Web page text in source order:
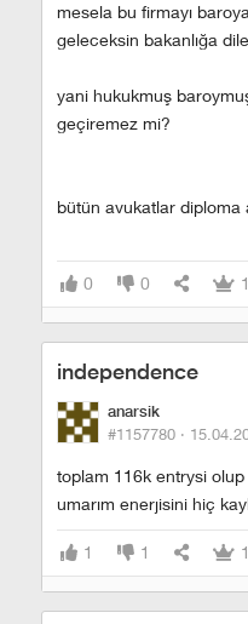
mesela bu firmayı
geleceksin bakanlığa
yani hukukmuş
geçiremez mi?
bütün avukatlar diploma
0 0 1
independence
anarsik
#1157780 ·
toplam 116k entrysi
umarım enerjisini hiç
1 1 1